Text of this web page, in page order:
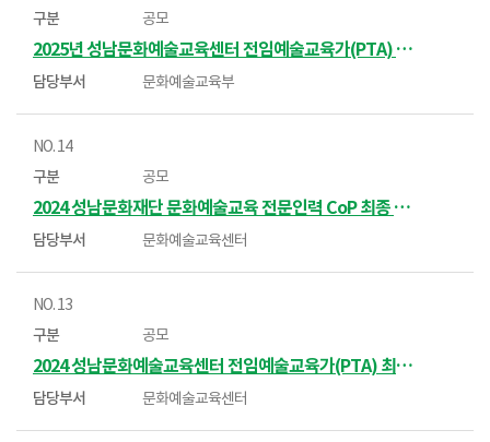
공모
2025년 성남문화예술교육센터 전임예술교육가(PTA) 서류 전형 합격자 및 면접전형 안내
문화예술교육부
14
공모
2024 성남문화재단 문화예술교육 전문인력 CoP 최종 선정 결과 알림
문화예술교육센터
13
공모
2024 성남문화예술교육센터 전임예술교육가(PTA) 최종합격자 알림
문화예술교육센터